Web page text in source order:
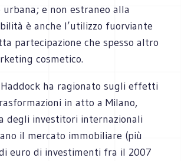
urbana; e non estraneo alla
è anche l’utilizzo fuorviante
partecipazione che spesso altro
cosmetico.
Haddock ha ragionato sugli effetti
in atto a Milano,
degli investitori internazionali
il mercato immobiliare (più
euro di investimenti fra il 2007